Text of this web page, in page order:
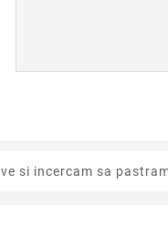
si incercam sa